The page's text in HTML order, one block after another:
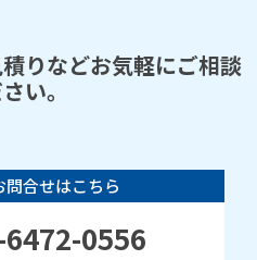
りなどお気軽にご相談
い。
問合せはこちら
0556